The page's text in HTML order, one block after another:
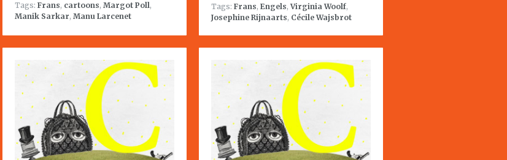
Tags: Frans, cartoons, Margot Poll,
Manik Sarkar, Manu Larcenet
Tags: Frans, Engels,Virginia Woolf,
Josephine Rijnaarts, Cécile Wajsbrot